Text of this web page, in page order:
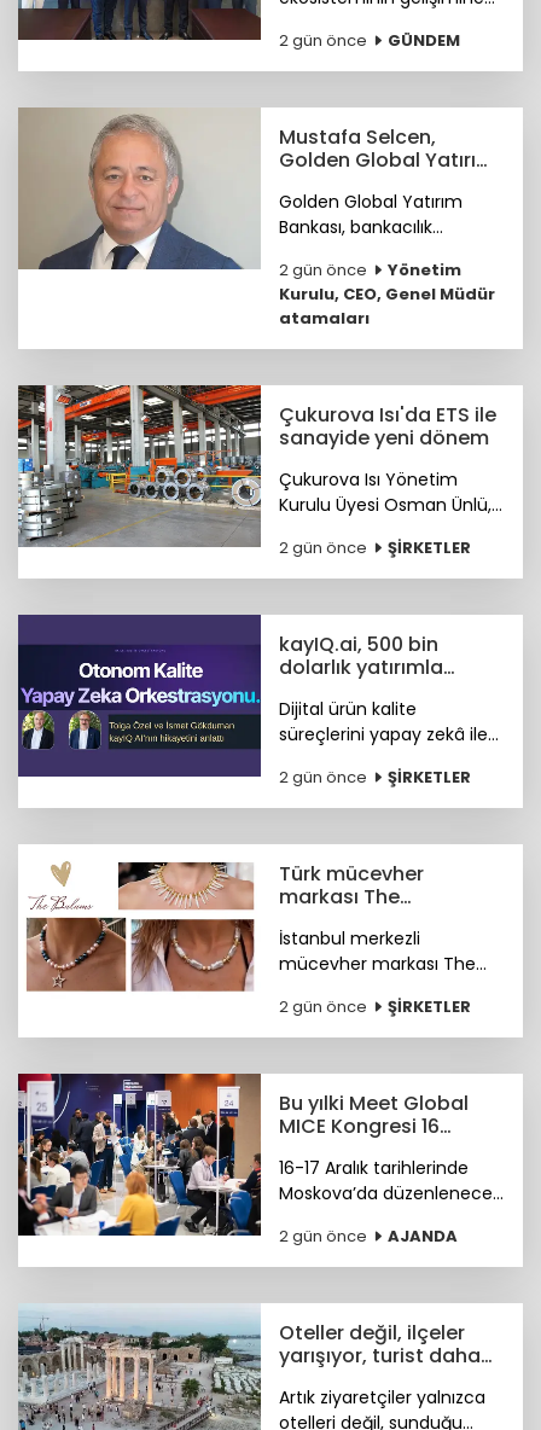
ihracatçıların küresel
pazarlardaki rekabet
ETİD ile TİM arasında iş
birliği protokolü imzalandı.
2 gün önce GÜNDEM
Mustafa Selcen,
Golden Global Yatırım
Golden Global Yatırım
Bankası, bankacılık
deneyime sahip Mustafa
Selcen’i Yönetim Kurulu
Üyesi olarak atadı.
2 gün önce
Yönetim
Kurulu, CEO, Genel Müdür
atamaları
Çukurova Isı'da ETS ile
sanayide yeni dönem
Çukurova Isı Yönetim
Kurulu Üyesi Osman Ünlü,
ETS'nin sanayinin
uluslararası pazarlardaki
belirtti.
2 gün önce ŞİRKETLER
kayIQ.ai, 500 bin
dolarlık yatırımla
Dijital ürün kalite
süreçlerini yapay zekâ ile
kayIQ.ai platformu, 500
bin dolarlık yatırımla
2 gün önce ŞİRKETLER
Türk mücevher
markası The
başarı
İstanbul merkezli
mücevher markası The
koleksiyonuyla uluslararası
bağımsız tasarım
Badger'ın marka ağına
katıldı.
2 gün önce ŞİRKETLER
Bu yılki Meet Global
MICE Kongresi 16
16-17 Aralık tarihlerinde
Moskova’da düzenlenecek
Congress (MGMC),
Türkiye’nin MICE uzmanları
sunmaya hazırlanıyor.
2 gün önce AJANDA
Oteller değil, ilçeler
yarışıyor, turist daha
Artık ziyaretçiler yalnızca
otelleri değil, sunduğu